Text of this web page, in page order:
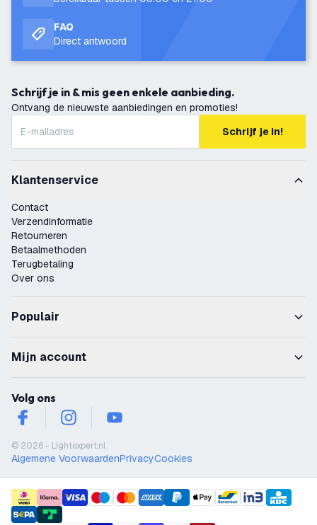
FAQ
Direct antwoord
Schrijf je in & mis geen enkele aanbieding.
Ontvang de nieuwste aanbiedingen en promoties!
Schrijf je in!
Klantenservice
Contact
Verzendinformatie
Retourneren
Betaalmethoden
Terugbetaling
Over ons
Populair
Mijn account
Volg ons
facebookinstagramyoutube
© 2026 - Lightexpert.nl
Algemene VoorwaardenPrivacyCookies
payment methods